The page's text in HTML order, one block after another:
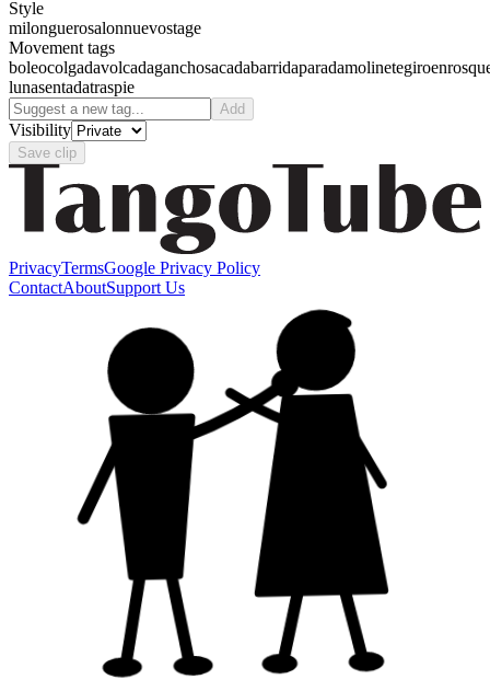
Style
milonguerosalonnuevostage
Movement tags
boleocolgadavolcadaganchosacadabarridaparadamolinetegiro
lunasentadatraspie
Add
Visibility
Save clip
PrivacyTermsGoogle Privacy Policy
ContactAboutSupport Us